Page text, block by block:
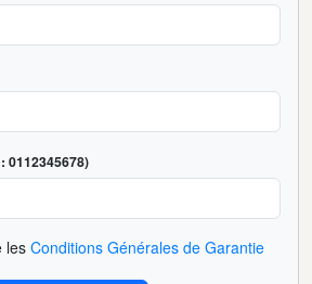
0112345678)
les Conditions Générales de Garantie